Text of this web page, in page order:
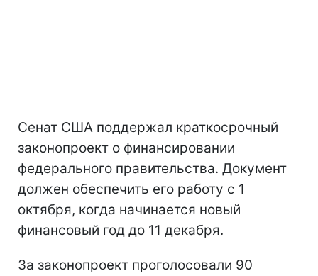
Сенат США поддержал краткосрочный
законопроект о финансировании
федерального правительства. Документ
должен обеспечить его работу с 1
октября, когда начинается новый
финансовый год до 11 декабря.
За законопроект проголосовали 90